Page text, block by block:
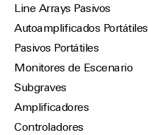
Line Arrays Pasivos
Autoamplificados Portátiles
Pasivos Portátiles
Monitores de Escenario
Subgraves
Amplificadores
Controladores